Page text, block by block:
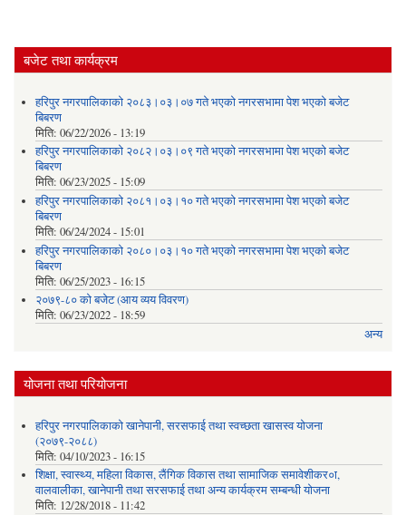
बजेट तथा कार्यक्रम
हरिपुर नगरपालिकाको २०८३।०३।०७ गते भएको नगरसभामा पेश भएको बजेट
बिबरण
मिति: 06/22/2026 - 13:19
हरिपुर नगरपालिकाको २०८२।०३।०९ गते भएको नगरसभामा पेश भएको बजेट
बिबरण
मिति: 06/23/2025 - 15:09
हरिपुर नगरपालिकाको २०८१।०३।१० गते भएको नगरसभामा पेश भएको बजेट
बिबरण
मिति: 06/24/2024 - 15:01
हरिपुर नगरपालिकाको २०८०।०३।१० गते भएको नगरसभामा पेश भएको बजेट
बिबरण
मिति: 06/25/2023 - 16:15
२०७९-८० को बजेट (आय व्यय विवरण)
मिति: 06/23/2022 - 18:59
अन्य
योजना तथा परियोजना
हरिपुर नगरपालिकाको खानेपानी, सरसफाई तथा स्वच्छता खासस्व योजना
(२०७९-२०८८)
मिति: 04/10/2023 - 16:15
शिक्षा, स्वास्थ्य, महिला विकास, लैंगिक विकास तथा सामाजिक समावेशीकर०ा,
वालवालीका, खानेपानी तथा सरसफाई तथा अन्य कार्यक्रम सम्बन्धी योजना
मिति: 12/28/2018 - 11:42